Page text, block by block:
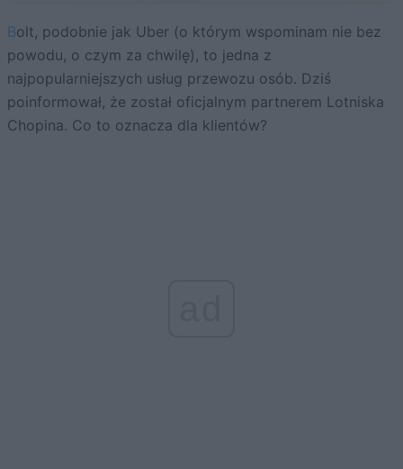
Bolt, podobnie jak Uber (o którym wspominam nie bez
powodu, o czym za chwilę), to jedna z
najpopularniejszych usług przewozu osób. Dziś
poinformował, że został oficjalnym partnerem Lotniska
Chopina. Co to oznacza dla klientów?